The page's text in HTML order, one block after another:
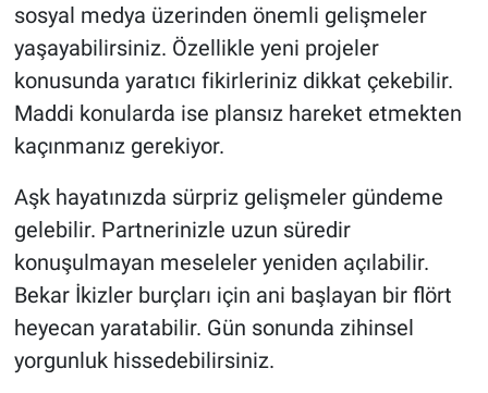
sosyal medya üzerinden önemli gelişmeler
yaşayabilirsiniz. Özellikle yeni projeler
konusunda yaratıcı fikirleriniz dikkat çekebilir.
Maddi konularda ise plansız hareket etmekten
kaçınmanız gerekiyor.
Aşk hayatınızda sürpriz gelişmeler gündeme
gelebilir. Partnerinizle uzun süredir
konuşulmayan meseleler yeniden açılabilir.
Bekar İkizler burçları için ani başlayan bir flört
heyecan yaratabilir. Gün sonunda zihinsel
yorgunluk hissedebilirsiniz.